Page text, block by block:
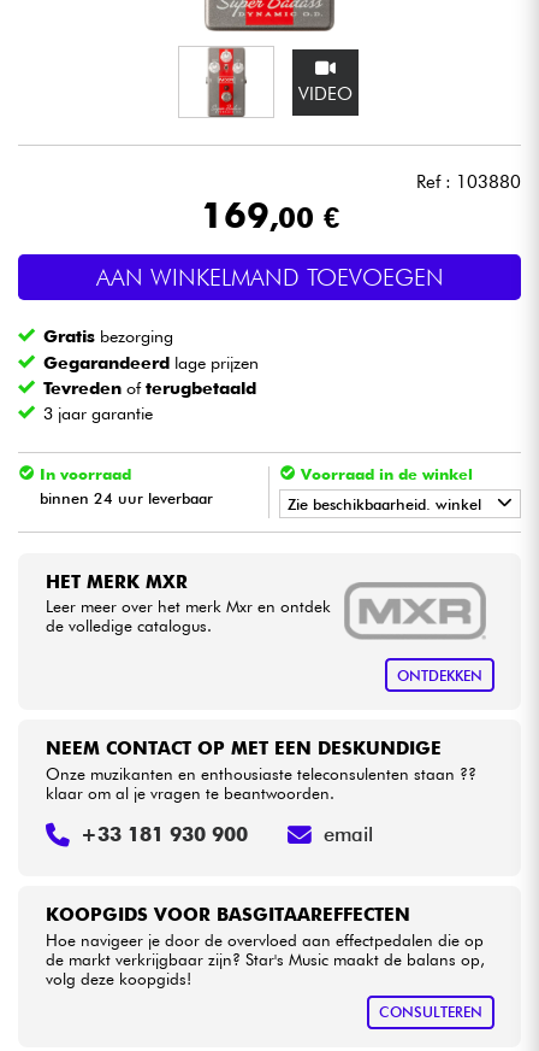
Licht
Blaasinstrument
Kinderen
Kabels & toebehoren
HiFi
Bekijk onze merken
VIDEO
Ref : 103880
169,00 €
AAN WINKELMAND TOEVOEGEN
Gratis bezorging
Gegarandeerd lage prijzen
Tevreden ofterugbetaald
3 jaar garantie
In voorraad
binnen 24 uur leverbaar
Voorraad in de winkel
Zie beschikbaarheid. winkel
• Star'SMusicBORDEAUX
BRUXELLES
HET MERK MXR
Leer meer over het merk Mxr en ontdek
de volledige catalogus.
ONTDEKKEN
KOOPGIDS VOOR BASGITAAREFFECTEN
Hoe navigeer je door de overvloed aan effectpedalen die op
de markt verkrijgbaar zijn? Star's Music maakt de balans op,
volg deze koopgids!
CONSULTEREN
NEEM CONTACT OP MET EEN DESKUNDIGE
Onze muzikanten en enthousiaste teleconsulenten staan ??
klaar om al je vragen te beantwoorden.
+33 181 930 900 email